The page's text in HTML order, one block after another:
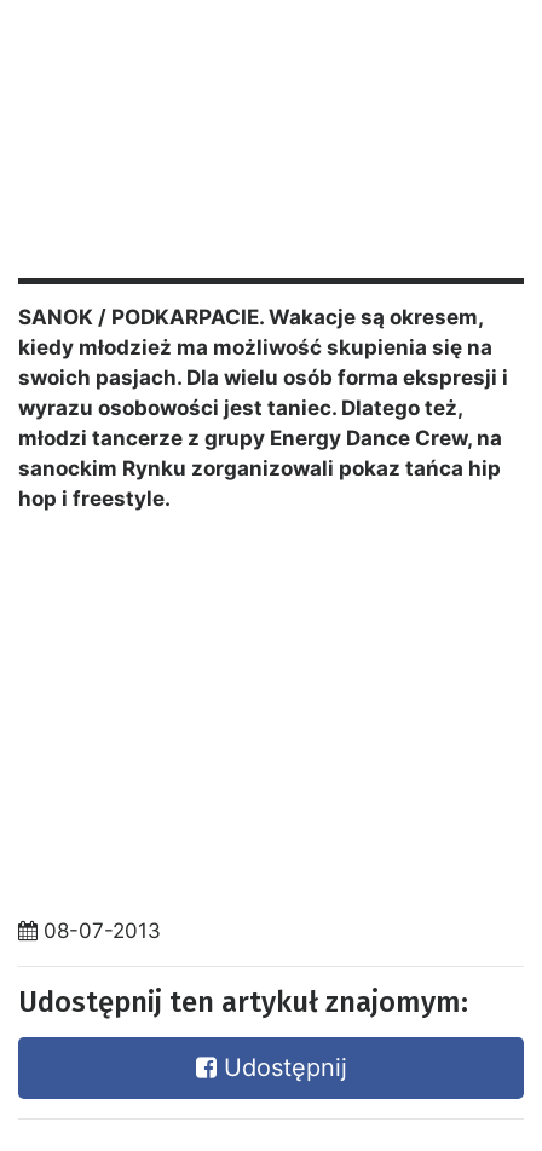
SANOK / PODKARPACIE. Wakacje są okresem,
kiedy młodzież ma możliwość skupienia się na
swoich pasjach. Dla wielu osób forma ekspresji i
wyrazu osobowości jest taniec. Dlatego też,
młodzi tancerze z grupy Energy Dance Crew, na
sanockim Rynku zorganizowali pokaz tańca hip
hop i freestyle.
08-07-2013
Udostępnij ten artykuł znajomym:
Udostępnij